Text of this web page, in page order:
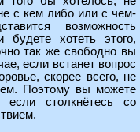
с кем либо или с чем-
возможность
хотеть этого,
так же свободно вы
если встанет вопрос
скорее всего, не
Поэтому вы можете
столкнётесь со